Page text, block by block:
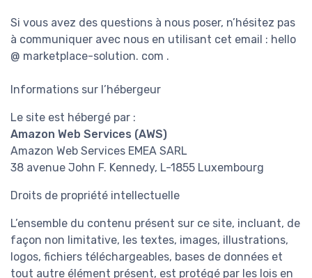
Si vous avez des questions à nous poser, n’hésitez pas
à communiquer avec nous en utilisant cet email : hello
@ marketplace-solution. com .
Informations sur l’hébergeur
Le site est hébergé par :
Amazon Web Services (AWS)
Amazon Web Services EMEA SARL
38 avenue John F. Kennedy, L-1855 Luxembourg
Droits de propriété intellectuelle
L’ensemble du contenu présent sur ce site, incluant, de
façon non limitative, les textes, images, illustrations,
logos, fichiers téléchargeables, bases de données et
tout autre élément présent, est protégé par les lois en